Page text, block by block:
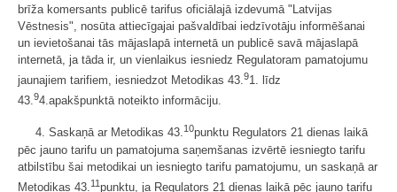
brīža komersants publicē tarifus oficiālajā izdevumā "Latvijas
Vēstnesis", nosūta attiecīgajai pašvaldībai iedzīvotāju informēšanai
un ievietošanai tās mājaslapā internetā un publicē savā mājaslapā
internetā, ja tāda ir, un vienlaikus iesniedz Regulatoram pamatojumu
jaunajiem tarifiem, iesniedzot Metodikas 43. 91. līdz
43.94.apakšpunktā noteikto informāciju.
4. Saskaņā ar Metodikas 43.10punktu Regulators 21 dienas laikā
pēc jauno tarifu un pamatojuma saņemšanas izvērtē iesniegto tarifu
atbilstību šai metodikai un iesniegto tarifu pamatojumu, un saskaņā ar
Metodikas 43. 11punktu, ja Regulators 21 dienas laikā pēc jauno tarifu